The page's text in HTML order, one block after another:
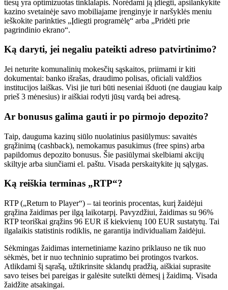
tiesų yra optimizuotas tinklalapis. Norėdami ją įdiegti, apsilankykite
kazino svetainėje savo mobiliajame įrenginyje ir naršyklės meniu
ieškokite parinkties „Įdiegti programėlę“ arba „Pridėti prie
pagrindinio ekrano“.
Ką daryti, jei negaliu pateikti adreso patvirtinimo?
Jei neturite komunalinių mokesčių sąskaitos, priimami ir kiti
dokumentai: banko išrašas, draudimo polisas, oficiali valdžios
institucijos laiškas. Visi jie turi būti neseniai išduoti (ne daugiau kaip
prieš 3 mėnesius) ir aiškiai rodyti jūsų vardą bei adresą.
Ar bonusus galima gauti ir po pirmojo depozito?
Taip, dauguma kazinų siūlo nuolatinius pasiūlymus: savaitės
grąžinimą (cashback), nemokamus pasukimus (free spins) arba
papildomus depozito bonusus. Šie pasiūlymai skelbiami akcijų
skiltyje arba siunčiami el. paštu. Visada perskaitykite jų sąlygas.
Ką reiškia terminas „RTP“?
RTP („Return to Player“) – tai teorinis procentas, kurį žaidėjui
grąžina žaidimas per ilgą laikotarpį. Pavyzdžiui, žaidimas su 96%
RTP teoriškai grąžins 96 EUR iš kiekvienų 100 EUR sustatytų. Tai
ilgalaikis statistinis rodiklis, ne garantija individualiam žaidėjui.
Sėkmingas žaidimas internetiniame kazino priklauso ne tik nuo
sėkmės, bet ir nuo techninio supratimo bei protingos tvarkos.
Atlikdami šį sąrašą, užtikrinsite sklandų pradžią, aiškiai suprasite
savo teises bei pareigas ir galėsite sutelkti dėmesį į žaidimą. Visada
žaidžite atsakingai.